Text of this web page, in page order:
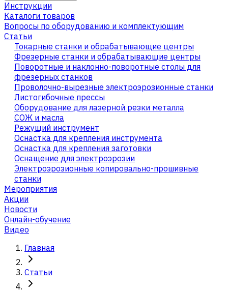
Инструкции
Каталоги товаров
Вопросы по оборудованию и комплектующим
Статьи
Токарные станки и обрабатывающие центры
Фрезерные станки и обрабатывающие центры
Поворотные и наклонно-поворотные столы для
фрезерных станков
Проволочно-вырезные электроэрозионные станки
Листогибочные прессы
Оборудование для лазерной резки металла
СОЖ и масла
Режущий инструмент
Оснастка для крепления инструмента
Оснастка для крепления заготовки
Оснащение для электроэрозии
Электроэрозионные копировально-прошивные
станки
Мероприятия
Акции
Новости
Онлайн-обучение
Видео
Главная
Статьи